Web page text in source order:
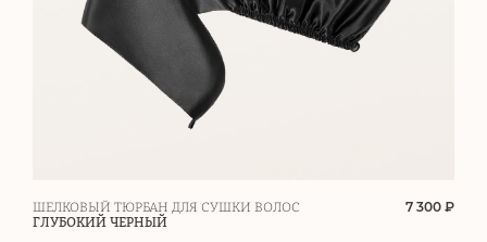
ШЕЛКОВЫЙ ТЮРБАН ДЛЯ СУШКИ ВОЛОС
ГЛУБОКИЙ ЧЕРНЫЙ
7 300 ₽